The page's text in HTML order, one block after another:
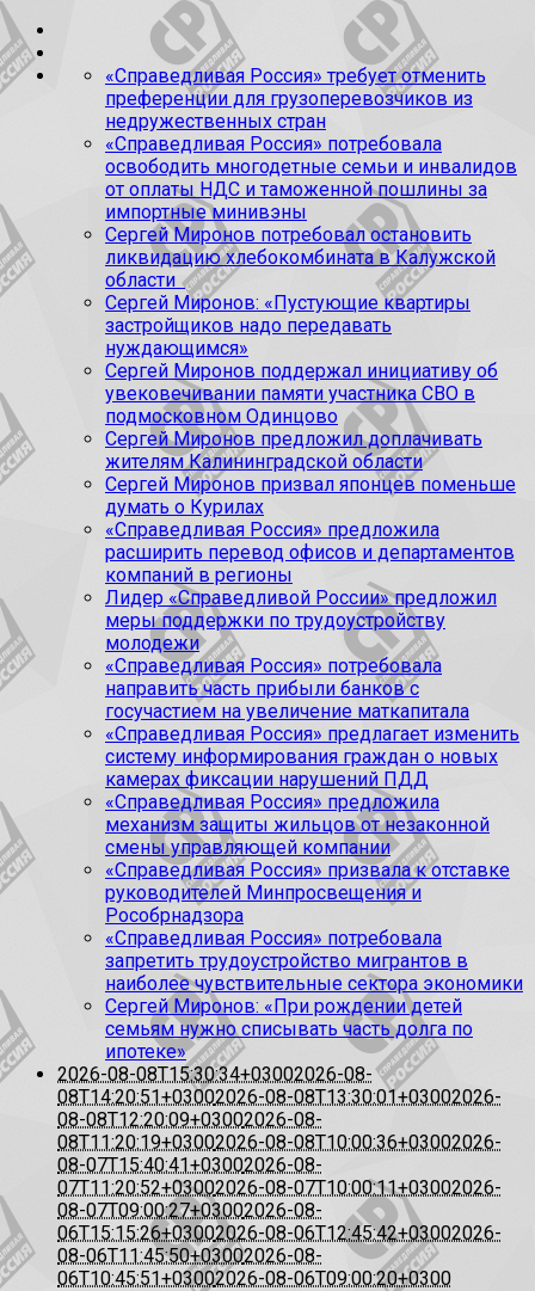
«Справедливая Россия» требует отменить
преференции для грузоперевозчиков из
недружественных стран
«Справедливая Россия» потребовала
освободить многодетные семьи и инвалидов
от оплаты НДС и таможенной пошлины за
импортные минивэны
Сергей Миронов потребовал остановить
ликвидацию хлебокомбината в Калужской
области
Сергей Миронов: «Пустующие квартиры
застройщиков надо передавать
нуждающимся»
Сергей Миронов поддержал инициативу об
увековечивании памяти участника СВО в
подмосковном Одинцово
Сергей Миронов предложил доплачивать
жителям Калининградской области
Сергей Миронов призвал японцев поменьше
думать о Курилах
«Справедливая Россия» предложила
расширить перевод офисов и департаментов
компаний в регионы
Лидер «Справедливой России» предложил
меры поддержки по трудоустройству
молодежи
«Справедливая Россия» потребовала
направить часть прибыли банков с
госучастием на увеличение маткапитала
«Справедливая Россия» предлагает изменить
систему информирования граждан о новых
камерах фиксации нарушений ПДД
«Справедливая Россия» предложила
механизм защиты жильцов от незаконной
смены управляющей компании
«Справедливая Россия» призвала к отставке
руководителей Минпросвещения и
Рособрнадзора
«Справедливая Россия» потребовала
запретить трудоустройство мигрантов в
наиболее чувствительные сектора экономики
Сергей Миронов: «При рождении детей
семьям нужно списывать часть долга по
ипотеке»
2026-08-08T15:30:34+03002026-08-
08T14:20:51+03002026-08-08T13:30:01+03002026-
08-08T12:20:09+03002026-08-
08T11:20:19+03002026-08-08T10:00:36+03002026-
08-07T15:40:41+03002026-08-
07T11:20:52+03002026-08-07T10:00:11+03002026-
08-07T09:00:27+03002026-08-
06T15:15:26+03002026-08-06T12:45:42+03002026-
08-06T11:45:50+03002026-08-
06T10:45:51+03002026-08-06T09:00:20+0300